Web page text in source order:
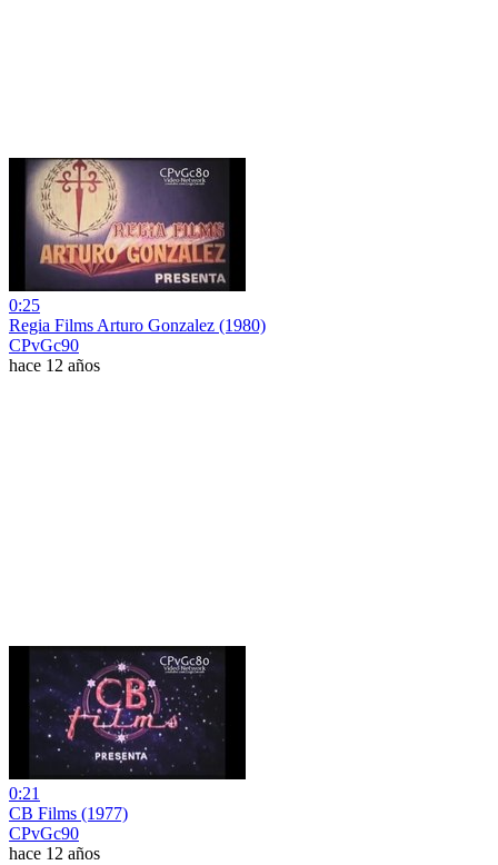
0:25
Regia Films Arturo Gonzalez (1980)
CPvGc90
hace 12 años
0:21
CB Films (1977)
CPvGc90
hace 12 años